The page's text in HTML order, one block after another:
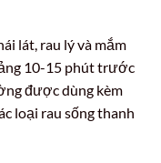
lát, rau lý và mắm
10-15 phút trước
được dùng kèm
loại rau sống thanh